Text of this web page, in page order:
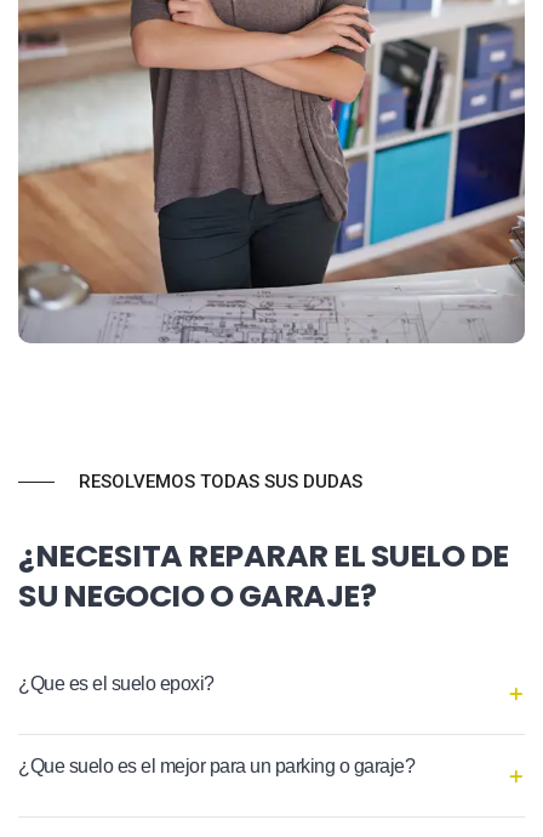
RESOLVEMOS TODAS SUS DUDAS
¿NECESITA REPARAR EL SUELO DE
SU NEGOCIO O GARAJE?
¿Que es el suelo epoxi?
¿Que suelo es el mejor para un parking o garaje?